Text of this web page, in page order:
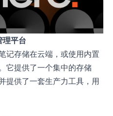
理平台
记存储在云端，或使用内置
它提供了一个集中的存储
提供了一套生产力工具，用